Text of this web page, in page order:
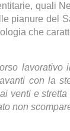
quali
pianure del
che
lavorativo
con la
venti e
non